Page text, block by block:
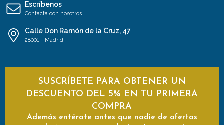
Escríbenos
Contacta con nosotros
Calle Don Ramón de la Cruz, 47
28001 - Madrid
SUSCRÍBETE PARA OBTENER UN
DESCUENTO DEL 5% EN TU PRIMERA
COMPRA
Además entérate antes que nadie de ofertas